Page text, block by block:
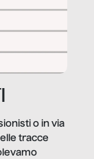
o in via
tracce